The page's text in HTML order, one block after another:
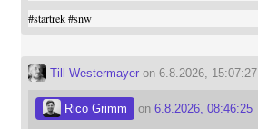
#startrek #snw
Till Westermayeron 6.8.2026, 15:07:27
Rico Grimm on 6.8.2026, 08:46:25